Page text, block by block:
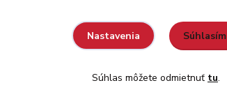
Nastavenia Súhlasím
Súhlas môžete odmietnuť tu.